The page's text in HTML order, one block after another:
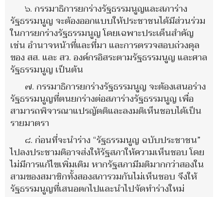
๖. กรรมาธิการยกร่างรัฐธรรมนูญและสภาร่าง
รัฐธรรมนูญ จะต้องออกแบบให้ประชาชนได้มีส่วนร่วม
ในการยกร่างรัฐธรรมนูญ โดยเฉพาะประเด็นสำคัญ
เช่น อำนาจหน้าที่และที่มา และการตรวจสอบถ่วงดุล
ของ สส. และ สว. องค์กรอิสระตามรัฐธรรมนูญ และศาล
รัฐธรรมนูญ เป็นต้น
๗. กรรมาธิการยกร่างรัฐธรรมนูญ จะต้องเสนอร่าง
รัฐธรรมนูญที่ตนยกร่างต่อสภาร่างรัฐธรรมนูญ เพื่อ
สามารถพิจารณาแปรญัตติและลงมติเห็นชอบได้เป็น
รายมาตรา
๘. ก่อนที่จะนำร่าง “รัฐธรรมนูญ ฉบับประชาชน”
ไปลงประชามติอาจส่งให้รัฐสภาให้ความเห็นชอบ โดย
ไม่มีการแก้ไขเพิ่มเติม หากรัฐสภามีมติมากกว่าสองใน
สามของสมาชิกทั้งสองสภารวมกันไม่เห็นชอบ จึงให้
รัฐธรรมนูญที่เสนอตกไปและนำไปจัดทำร่างใหม่